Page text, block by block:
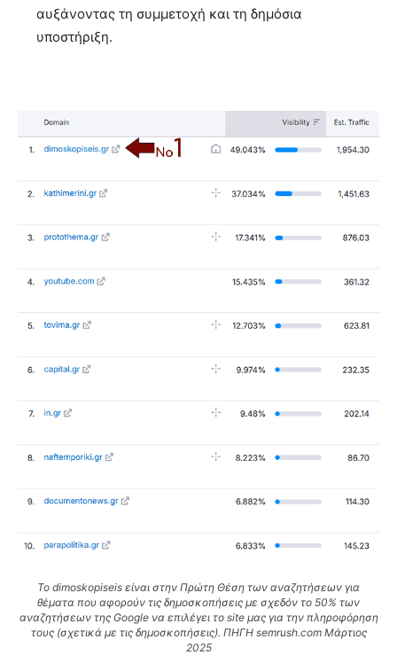
αυξάνοντας τη συμμετοχή και τη δημόσια
υποστήριξη.
To dimoskopiseis είναι στην Πρώτη Θέση των αναζητήσεων για
θέματα που αφορούν τις δημοσκοπήσεις με σχεδόν το 50% των
αναζητήσεων της Google να επιλέγει το site μας για την πληροφόρηση
τους (σχετικά με τις δημοσκοπήσεις). ΠΗΓΗ semrush.com Mάρτιος
2025